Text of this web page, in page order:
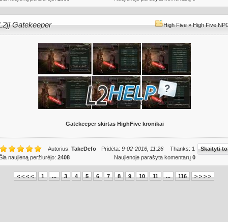
Gatekeeper High Five»High Five
Gatekeeper skirtas HighFive kronikai
Autorius: TakeDefo Pridėta: 9-02-2016, 11:26 Thanks: 1
Skaityti
naujieną peržiurėjo: 2408 Naujienoje parašyta komentarų 0
< < < < 1 ... 3 4 5 6 7 8 9 10 11 ... 116 > > > >